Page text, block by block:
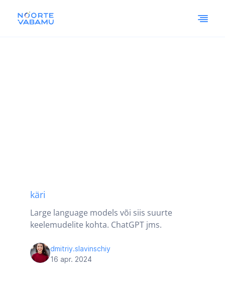
käri
Large language models või siis suurte
keelemudelite kohta. ChatGPT jms.
dmitriy.slavinschiy
16 apr. 2024